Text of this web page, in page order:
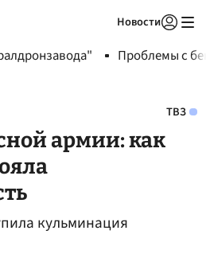
Новости
Проблемы с
ТВЗ
армии: как
кульминация